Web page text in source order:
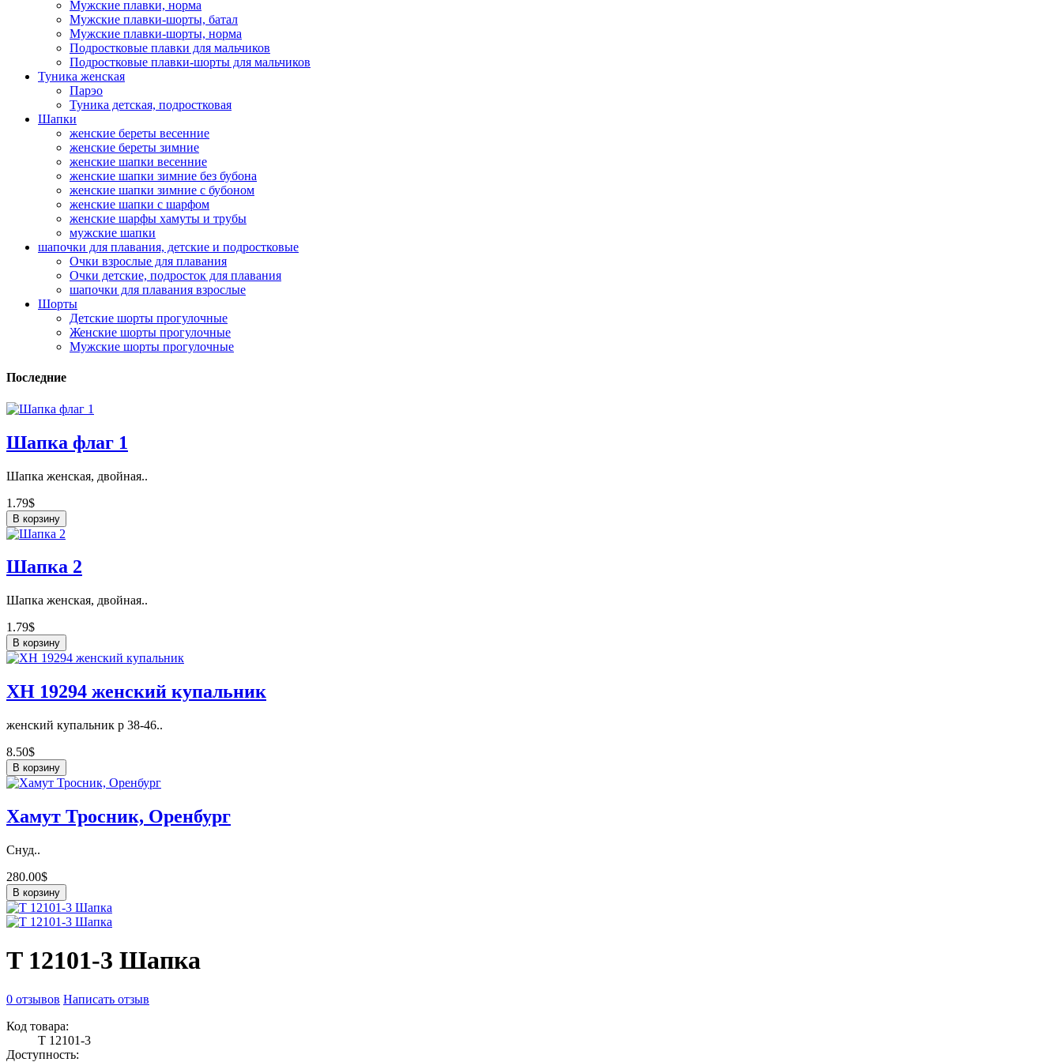
Мужские плавки, норма
Мужские плавки-шорты, батал
Мужские плавки-шорты, норма
Подростковые плавки для мальчиков
Подростковые плавки-шорты для мальчиков
Туникa женская
Парэо
Туника детская, подростковая
Шапки
женские береты весенние
женские береты зимние
женские шапки весенние
женские шапки зимние без бубона
женские шапки зимние с бубоном
женские шапки с шарфом
женские шарфы хамуты и трубы
мужские шапки
шапочки для плавания, детские и подростковые
Очки взрослые для плавания
Очки детские, подросток для плавания
шапочки для плавания взрослые
Шорты
Детские шорты прогулочные
Женские шорты прогулочные
Мужские шорты прогулочные
Последние
Шапка флаг 1
Шапка женская, двойная..
1.79$
В корзину
Шапка 2
Шапка женская, двойная..
1.79$
В корзину
ХН 19294 женский купальник
женский купальник р 38-46..
8.50$
В корзину
Хамут Тросник, Оренбург
Снуд..
280.00$
В корзину
T 12101-3 Шапка
0 отзывов Написать отзыв
Код товара:
T 12101-3
Доступность: